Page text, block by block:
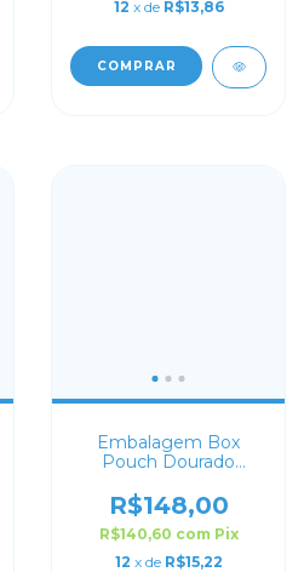
12 x de R$13,86
COMPRAR
Embalagem Box
Pouch Dourado
R$148,00
R$140,60 com Pix
12 x de R$15,22